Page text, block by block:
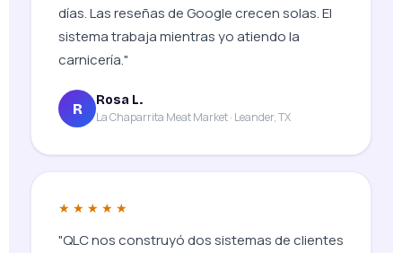
días. Las reseñas de Google crecen solas. El
sistema trabaja mientras yo atiendo la
carnicería."
R
Rosa L.
La Chaparrita Meat Market · Leander, TX
★★★★★
"QLC nos construyó dos sistemas de clientes